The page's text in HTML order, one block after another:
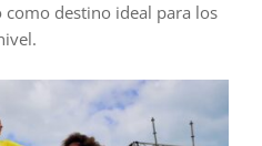
destino ideal para los